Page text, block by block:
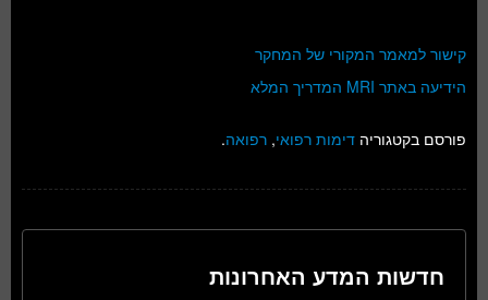
קישור למאמר המקורי של המחקר
הידיעה באתר MRI המדריך המלא
פורסם בקטגוריה דימות רפואי, רפואה.
חדשות המדע האחרונות